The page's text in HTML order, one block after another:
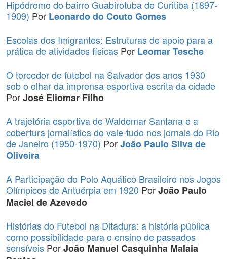
Hipódromo do bairro Guabirotuba de Curitiba (1897-
1909) Por Leonardo do Couto Gomes
Escolas dos Imigrantes: Estruturas de apoio para a
prática de atividades físicas Por Leomar Tesche
O torcedor de futebol na Salvador dos anos 1930
sob o olhar da imprensa esportiva escrita da cidade
PorJosé Eliomar Filho
A trajetória esportiva de Waldemar Santana e a
cobertura jornalística do vale-tudo nos jornais do Rio
de Janeiro (1950-1970) PorJoão Paulo Silva de
Oliveira
A Participação do Polo Aquático Brasileiro nos Jogos
Olímpicos de Antuérpia em 1920 PorJoão Paulo
Maciel de Azevedo
Histórias do Futebol na Ditadura: a história pública
como possibilidade para o ensino de passados
sensíveis PorJoão Manuel Casquinha Malaia